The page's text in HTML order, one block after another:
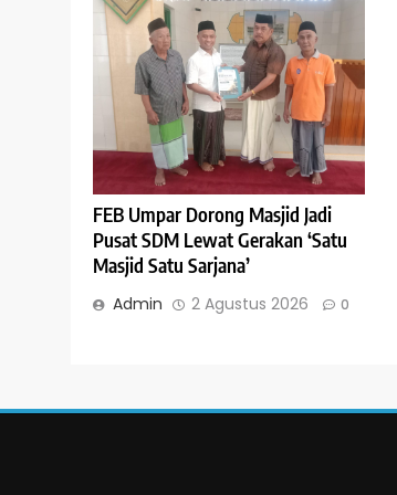
FEB Umpar Dorong Masjid Jadi
Pusat SDM Lewat Gerakan ‘Satu
Masjid Satu Sarjana’
Admin 2 Agustus 2026 0